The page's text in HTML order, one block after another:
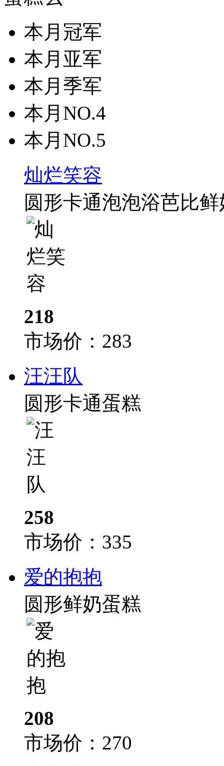
本月冠军
本月亚军
本月季军
本月NO.4
本月NO.5
灿烂笑容
圆形卡通泡泡浴芭比
218
市场价： 283
汪汪队
圆形卡通蛋糕
258
市场价： 335
爱的抱抱
圆形鲜奶蛋糕
208
市场价： 270